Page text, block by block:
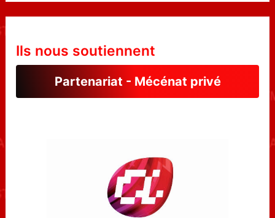
Ils nous soutiennent
Partenariat - Mécénat privé